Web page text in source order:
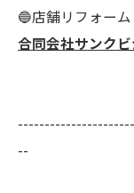
🔵店舗リフォーム
合同会社サンク
--